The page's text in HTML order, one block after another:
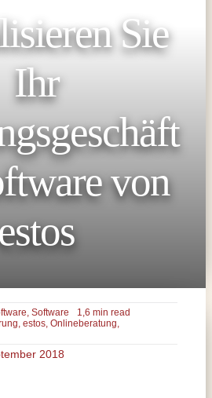
Sie
Ihr
von
Software
1,6 min read
estos, Onlineberatung
2018